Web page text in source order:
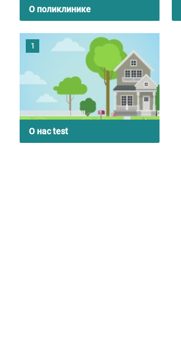
О поликлинике
1
О нас test